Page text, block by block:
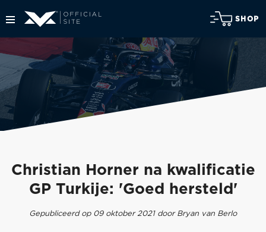
SHOP
Christian Horner na kwalificatie
GP Turkije: 'Goed hersteld'
Gepubliceerd op 09 oktober 2021 door Bryan van Berlo